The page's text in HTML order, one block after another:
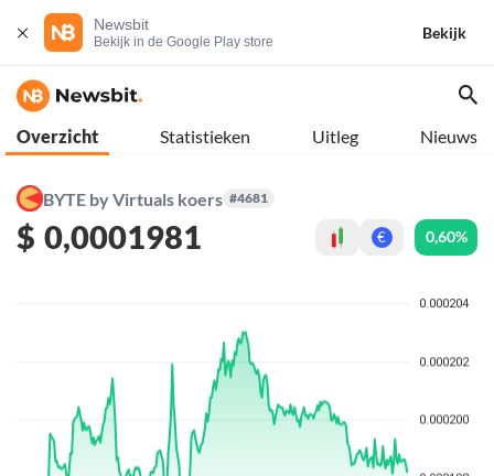
Newsbit
Bekijk in de Google Play store
Bekijk
Overzicht Statistieken Uitleg Nieuws
BYTE by Virtuals koers #4681
$ 0,0001981 € 0,60%